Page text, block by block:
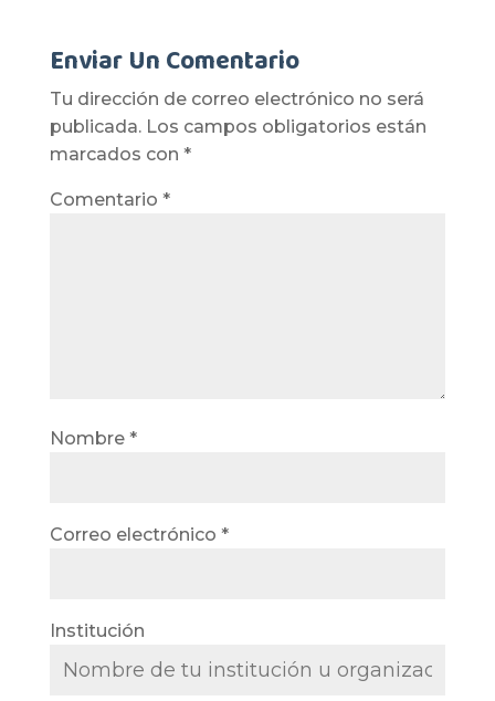
Enviar Un Comentario
Tu dirección de correo electrónico no será
publicada. Los campos obligatorios están
marcados con *
Comentario *
Nombre *
Correo electrónico *
Institución